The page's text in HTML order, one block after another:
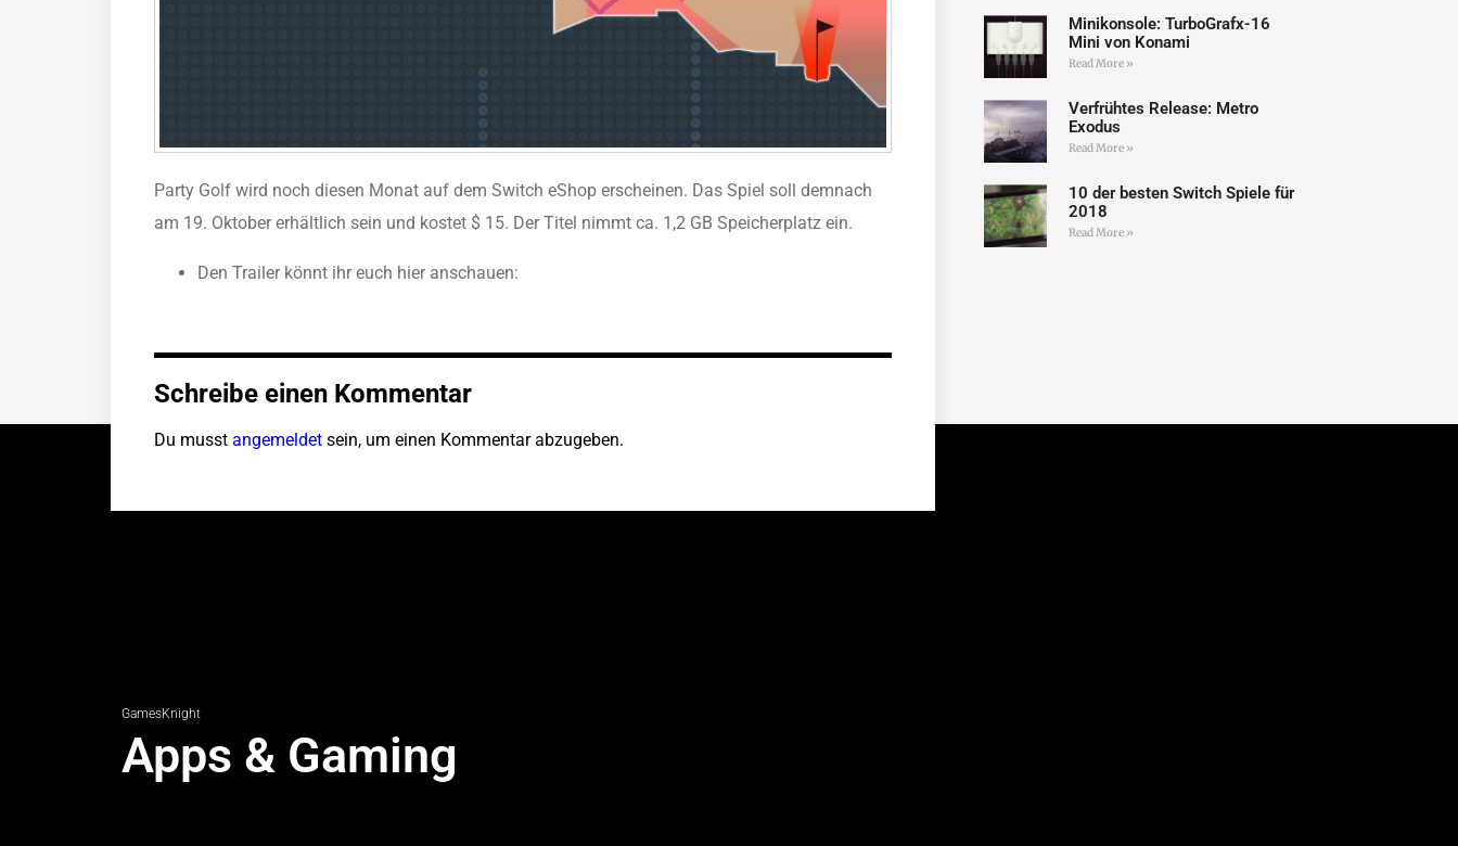
Party Golf wird noch diesen Monat auf dem Switch eShop erscheinen. Das Spiel soll demnach
am 19. Oktober erhältlich sein und kostet $ 15. Der Titel nimmt ca. 1,2 GB Speicherplatz ein.
Den Trailer könnt ihr euch hier anschauen:
Schreibe einen Kommentar
Du musst angemeldet sein, um einen Kommentar abzugeben.
Minikonsole: TurboGrafx-16
Mini von Konami
Read More »
Verfrühtes Release: Metro
Exodus
Read More »
10 der besten Switch Spiele für
2018
Read More »
GamesKnight
Apps & Gaming